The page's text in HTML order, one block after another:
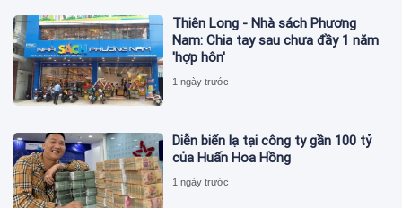
Thiên Long - Nhà sách Phương
Nam: Chia tay sau chưa đầy 1 năm
'hợp hôn'
1 ngày trước
Diễn biến lạ tại công ty gần 100 tỷ
của Huấn Hoa Hồng
1 ngày trước